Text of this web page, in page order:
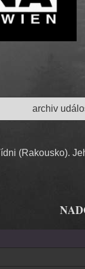
archiv
(Rakousko).